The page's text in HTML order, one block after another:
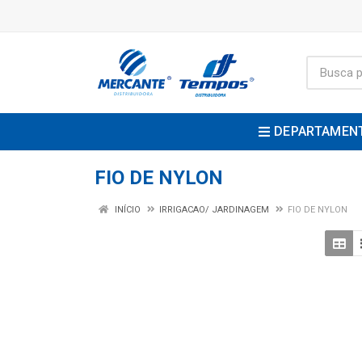
FIO DE NYLON
INÍCIO IRRIGACAO/ JARDINAGEM FIO DE NYLON